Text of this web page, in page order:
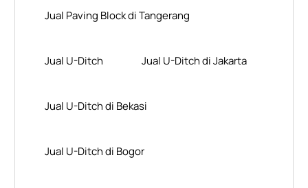
Jual Paving Block di Tangerang
Jual U-Ditch Jual U-Ditch di Jakarta
Jual U-Ditch di Bekasi
Jual U-Ditch di Bogor